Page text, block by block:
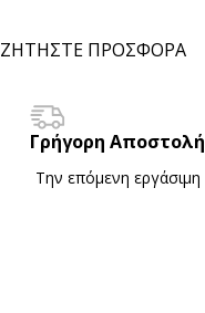
ΖΗΤΗΣΤΕ ΠΡΟΣΦΟΡΑ
Γρήγορη Αποστολή
Την επόμενη εργάσιμη